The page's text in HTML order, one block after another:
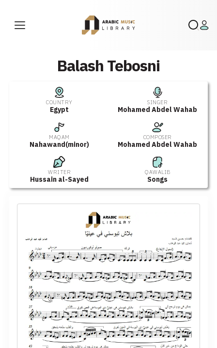
Balash Tebosni
COUNTRY
Egypt
SINGER
Mohamed Abdel Wahab
MAQAM
Nahawand(minor)
COMPOSER
Mohamed Abdel Wahab
WRITER
Hussain al-Sayed
QAWALIB
Songs